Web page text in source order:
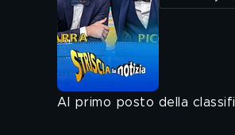
Al primo posto della